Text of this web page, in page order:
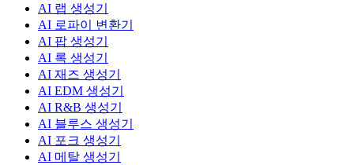
AI 랩 생성기
AI 로파이 변환기
AI 팝 생성기
AI 록 생성기
AI 재즈 생성기
AI EDM 생성기
AI R&B 생성기
AI 블루스 생성기
AI 포크 생성기
AI 메탈 생성기